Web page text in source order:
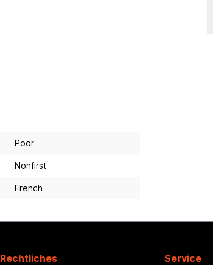
Poor
Nonfirst
French
Rechtliches Service